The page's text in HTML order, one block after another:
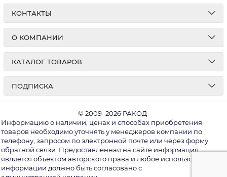
КОНТАКТЫ
О КОМПАНИИ
КАТАЛОГ ТОВАРОВ
ПОДПИСКА
© 2009–2026 РАКОД
Информацию о наличии, ценах и способах приобретения
товаров необходимо уточнять у менеджеров компании по
телефону, запросом по электронной почте или через форму
обратной связи. Предоставленная на сайте информация
является объектом авторского права и любое использование
информации должно быть согласовано с